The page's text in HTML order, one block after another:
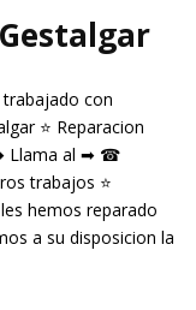
trabajado con
⭐ Reparacion
➡ Llama al ➡ ☎
trabajos ⭐
hemos reparado
a su disposicion la